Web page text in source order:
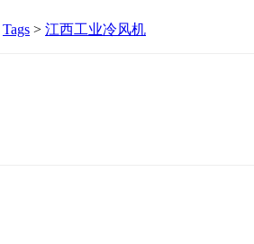
Tags > 江西工业冷风机